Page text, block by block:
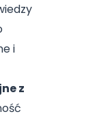
i
z